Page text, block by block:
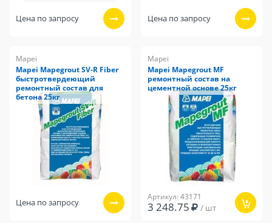
Цена по запросу Цена по запросу
Mapei
Mapei Mapegrout SV-R Fiber
быстротвердеющий
ремонтный состав для
бетона 25кг
Цена по запросу
Mapei
Mapei Mapegrout MF
ремонтный состав на
цементной основе 25кг
Артикул: 43171
3 248.75 / шт